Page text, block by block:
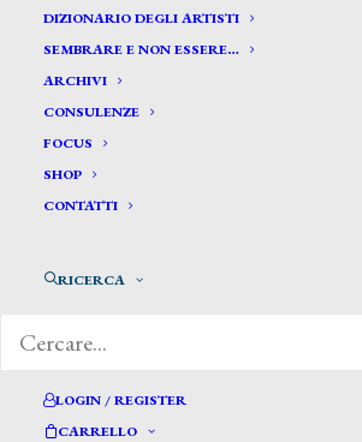
DIZIONARIO DEGLI ARTISTI
SEMBRARE E NON ESSERE…
ARCHIVI
CONSULENZE
FOCUS
SHOP
CONTATTI
RICERCA
LOGIN / REGISTER
CARRELLO
De Latouche Gaston